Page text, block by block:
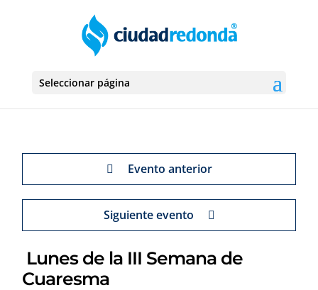
Seleccionar página
Evento anterior
Siguiente evento
Lunes de la III Semana de
Cuaresma